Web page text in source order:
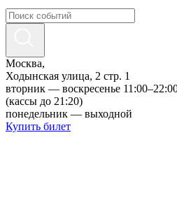
Москва,
Ходынская улица, 2 стр. 1
вторник — воскресенье
(кассы до 21:20)
понедельник — выходной
Купить билет